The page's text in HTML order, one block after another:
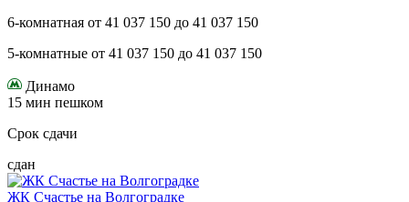
6-комнатная от 41 037 150 до 41 037 150
5-комнатные от 41 037 150 до 41 037 150
Динамо
15 мин пешком
Срок сдачи
сдан
ЖК Счастье на Волгоградке